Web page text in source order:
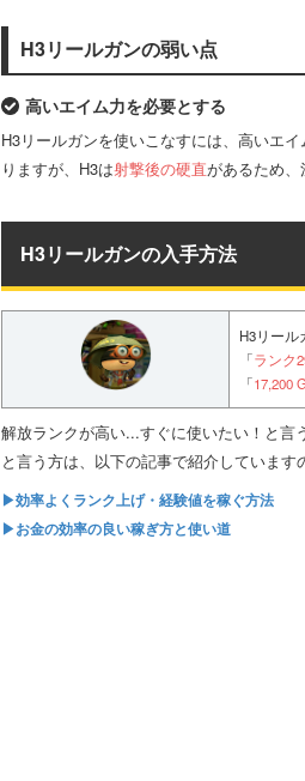
H3リールガンの弱い点
高いエイム力を必要とする
H3リールガンを使いこなすには、高いエ
りますが、H3は射撃後の硬直があるため、
H3リールガンの入手方法
H3リール
「ランク
「17,200
解放ランクが高い...すぐに使いたい！と言
と言う方は、以下の記事で紹介しています
▶効率よくランク上げ・経験値を稼ぐ方法
▶お金の効率の良い稼ぎ方と使い道